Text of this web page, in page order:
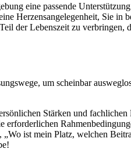
eine passende
Herzensangelegenheit, Sie in
der Lebenszeit zu verbringen,
um scheinbar
Stärken und fachlichen
erforderlichen
ist mein Platz, welchen